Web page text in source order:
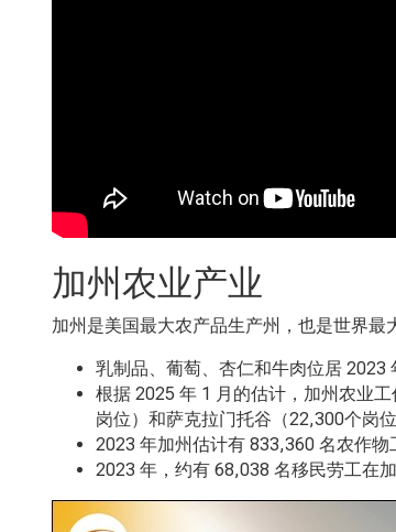
加州农业产业
加州是美国最大农产品生产州，也是世界最
乳制品、葡萄、杏仁和牛肉位居 2023
根据 2025 年 1 月的估计，加州农业
岗位）和萨克拉门托谷（22,300个岗位
2023 年加州估计有 833,360 名农作物
2023 年，约有 68,038 名移民劳工在